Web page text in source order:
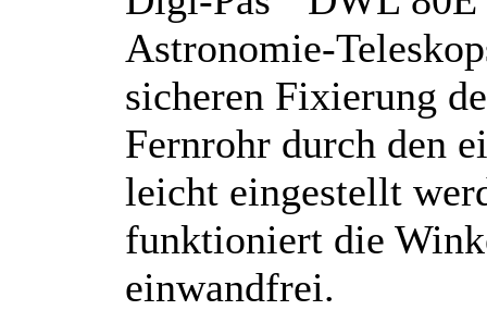
Astronomie-
sicheren Fixierung
Fernrohr durch den
leicht eingestellt
funktioniert die
einwandfrei.